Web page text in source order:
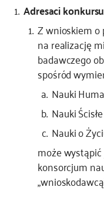
Adresaci
Z wnioskiem
na realizację
badawczego
spośród
Nauki
Nauki
Nauki o
może
konsorcjum